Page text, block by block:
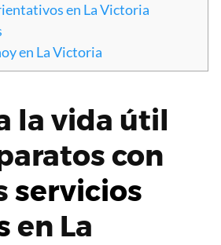
en La Victoria
en La Victoria
la vida útil
con
servicios
en La